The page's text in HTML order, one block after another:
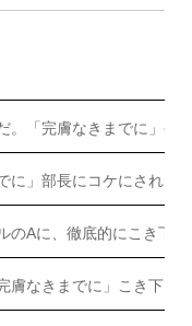
。「完膚なきまでに」や
に」部長にコケにされた
のAに、徹底的にこき下
膚なきまでに」こき下ろ